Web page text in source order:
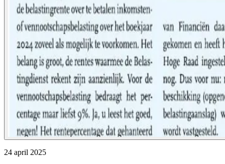
24 april 2025